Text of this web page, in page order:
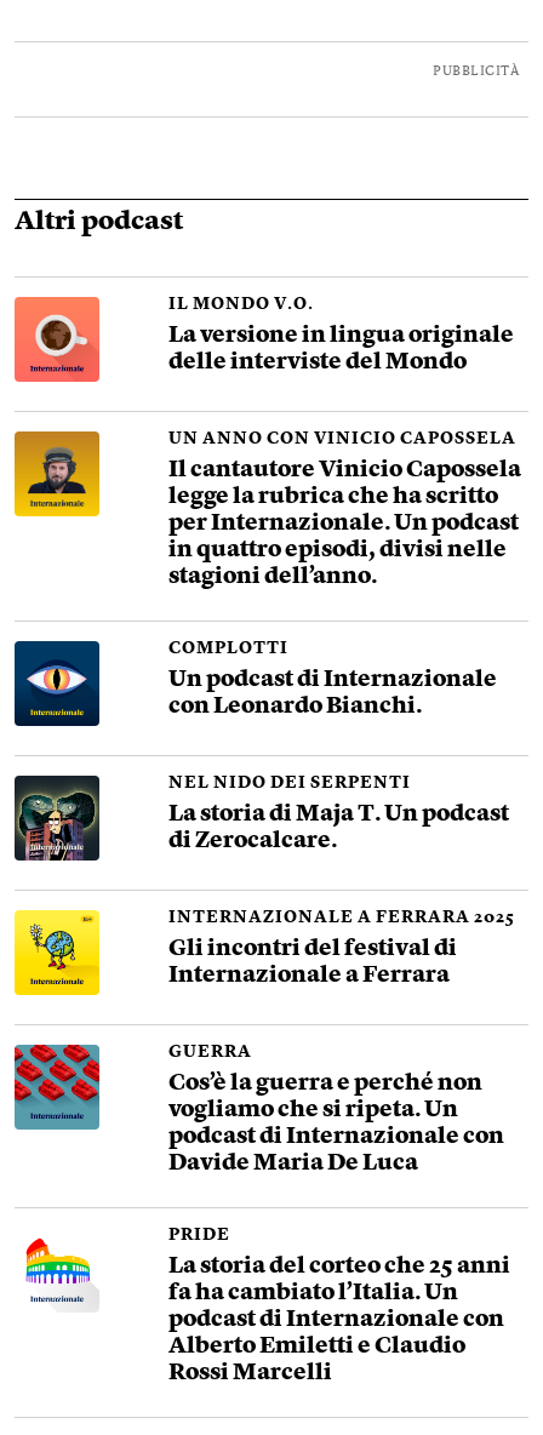
PUBBLICITÀ
Altri podcast
IL MONDO V.O.
La versione in lingua originale
delle interviste del Mondo
UN ANNO CON VINICIO CAPOSSELA
Il cantautore Vinicio Capossela
legge la rubrica che ha scritto
per Internazionale. Un podcast
in quattro episodi, divisi nelle
stagioni dell’anno.
COMPLOTTI
Un podcast di Internazionale
con Leonardo Bianchi.
NEL NIDO DEI SERPENTI
La storia di Maja T. Un podcast
di Zerocalcare.
INTERNAZIONALE A FERRARA 2025
Gli incontri del festival di
Internazionale a Ferrara
GUERRA
Cos’è la guerra e perché non
vogliamo che si ripeta. Un
podcast di Internazionale con
Davide Maria De Luca
PRIDE
La storia del corteo che 25 anni
fa ha cambiato l’Italia. Un
podcast di Internazionale con
Alberto Emiletti e Claudio
Rossi Marcelli